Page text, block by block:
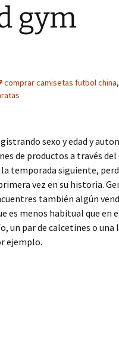
gym
comprar camisetas futbol china,
sexo y edad y
de productos a través
temporada siguiente,
vez en su historia.
también algún
es menos habitual que en
un par de calcetines o
ejemplo.